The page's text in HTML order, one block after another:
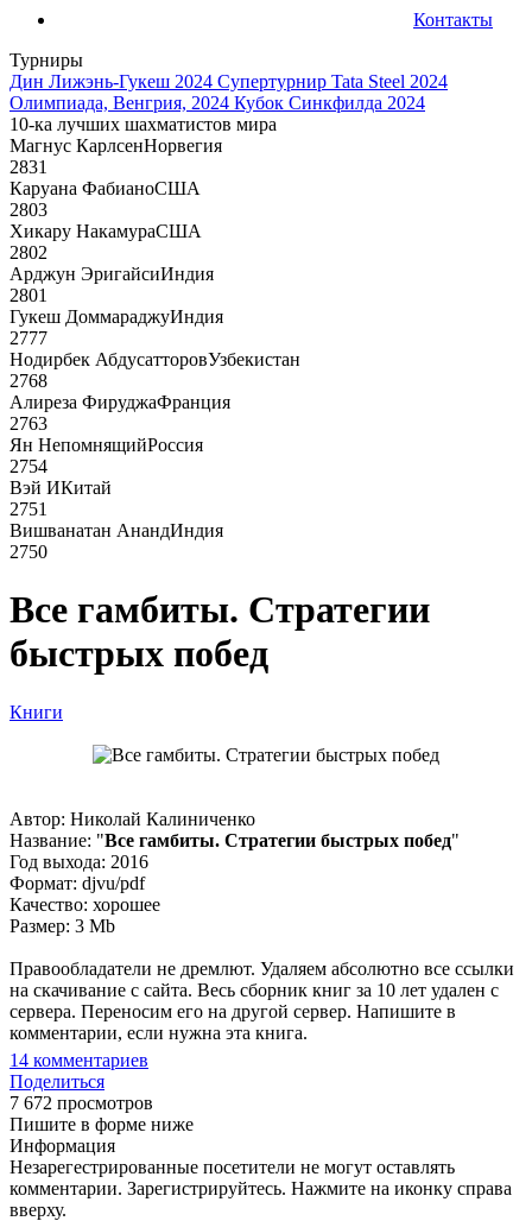
Контакты
Турниры
Дин Лижэнь-Гукеш 2024 Супертурнир Tata Steel 2024
Олимпиада, Венгрия, 2024 Кубок Синкфилда 2024
10-ка лучших шахматистов мира
Магнус КарлсенНорвегия
2831
Каруана ФабианоСША
2803
Хикару НакамураСША
2802
Арджун ЭригайсиИндия
2801
Гукеш ДоммараджуИндия
2777
Нодирбек АбдусатторовУзбекистан
2768
Алиреза ФируджаФранция
2763
Ян НепомнящийРоссия
2754
Вэй ИКитай
2751
Вишванатан АнандИндия
2750
Все гамбиты. Стратегии
быстрых побед
Книги
Автор: Николай Калиниченко
Название: "Все гамбиты. Стратегии быстрых побед"
Год выхода: 2016
Формат: djvu/pdf
Качество: хорошее
Размер: 3 Mb
Правообладатели не дремлют. Удаляем абсолютно все ссылки
на скачивание с сайта. Весь сборник книг за 10 лет удален с
сервера. Переносим его на другой сервер. Напишите в
комментарии, если нужна эта книга.
14 комментариев
Поделиться
7 672 просмотров
Пишите в форме ниже
Информация
Незарегестрированные посетители не могут оставлять
комментарии. Зарегистрируйтесь. Нажмите на иконку справа
вверху.